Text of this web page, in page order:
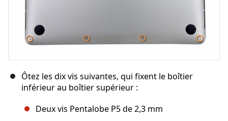
Ôtez les dix vis suivantes, qui fixent le boîtier
inférieur au boîtier supérieur :
Deux vis Pentalobe P5 de 2,3 mm